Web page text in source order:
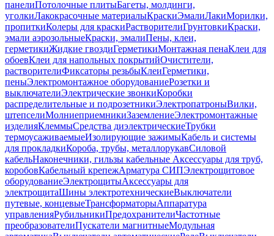
панелиПотолочные плитыБагеты, молдинги,
уголкиЛакокрасочные материалыКраскиЭмалиЛакиМорилки,
пропиткиКолеры для краскиРастворителиГрунтовкиКраски,
эмали аэрозольныеКраски, эмалиПены, клеи,
герметикиЖидкие гвоздиГерметикиМонтажная пенаКлеи для
обоевКлеи для напольных покрытийОчистители,
растворителиФиксаторы резьбыКлеиГерметики,
пеныЭлектромонтажное оборудованиеРозетки и
выключателиЭлектрические звонкиКоробки
распределительные и подрозетникиЭлектропатроныВилки,
штепселиМолниеприемникиЗаземлениеЭлектромонтажные
изделияКлеммыСредства диэлектрическиеТрубки
термоусаживаемыеИзолирующие зажимыКабель и системы
для прокладкиКороба, трубы, металлорукавСиловой
кабельНаконечники, гильзы кабельные Аксессуары для труб,
коробовКабельный крепежАрматура СИПЭлектрощитовое
оборудованиеЭлектрощитыАксессуары для
электрощитаШины электротехническиеВыключатели
путевые, концевыеТрансформаторыАппаратура
управленияРубильникиПредохранителиЧастотные
преобразователиПускатели магнитныеМодульная